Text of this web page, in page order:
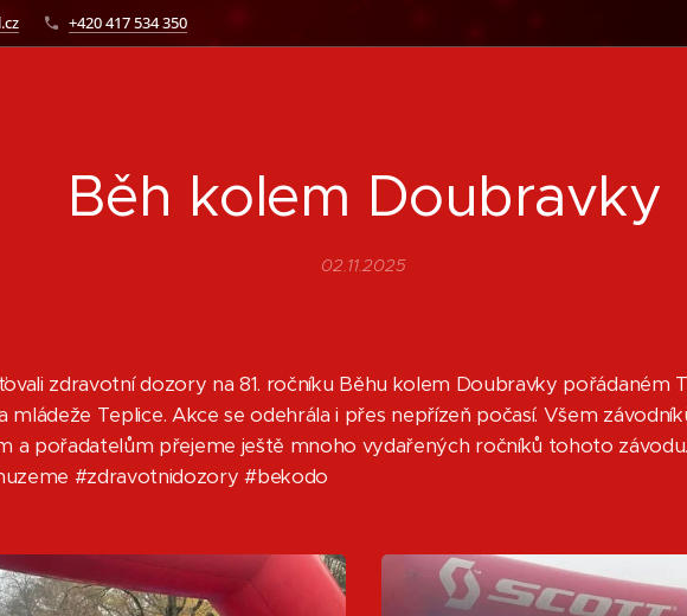
+420 417 534 350
Běh kolem Doubravky
02.11.2025
zdravotní dozory na 81. ročníku Běhu kolem Doubravky pořádaném
mládeže Teplice. Akce se odehrála i přes nepřízeň počasí. Všem
a pořadatelům přejeme ještě mnoho vydařených ročníků tohoto
#zdravotnidozory #bekodo